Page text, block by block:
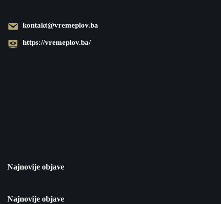
kontakt@vremeplov.ba
https://vremeplov.ba/
Najnovije objave
Najnovije objave